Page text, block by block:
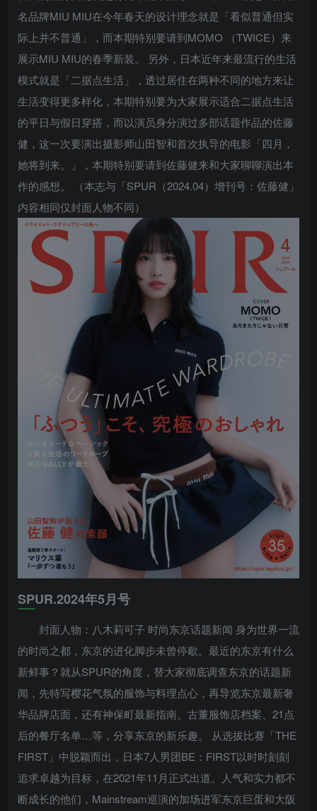
名品牌MIU MIU在今年春天的设计理念就是「看似普通但实
际上并不普通」，而本期特别要请到MOMO （TWICE）来
展示MIU MIU的春季新装。 另外，日本近年来最流行的生活
模式就是「二据点生活」，透过居住在两种不同的地方来让
生活变得更多样化，本期特别要为大家展示适合二据点生活
的平日与假日穿搭，而以演员身分演过多部话题作品的佐藤
健，这一次要演出摄影师山田智和首次执导的电影「四月，
她将到来。」，本期特别要请到佐藤健来和大家聊聊演出本
作的感想。 （本志与「SPUR（2024.04）增刊号：佐藤健」
内容相同仅封面人物不同）
SPUR.2024年5月号
封面人物：八木莉可子 时尚东京话题新闻 身为世界一流
的时尚之都，东京的进化脚步未曾停歇。最近的东京有什么
新鲜事？就从SPUR的角度，替大家彻底调查东京的话题新
闻，先特写樱花气氛的服饰与料理点心，再导览东京最新奢
华品牌店面，还有神保町最新指南、古董服饰店档案、21点
后的餐厅名单…等，分享东京的新乐趣。 从选拔比赛「THE
FIRST」中脱颖而出，日本7人男团BE：FIRST以时时刻刻
追求卓越为目标，在2021年11月正式出道。人气和实力都不
断成长的他们，Mainstream巡演的加场进军东京巨蛋和大阪